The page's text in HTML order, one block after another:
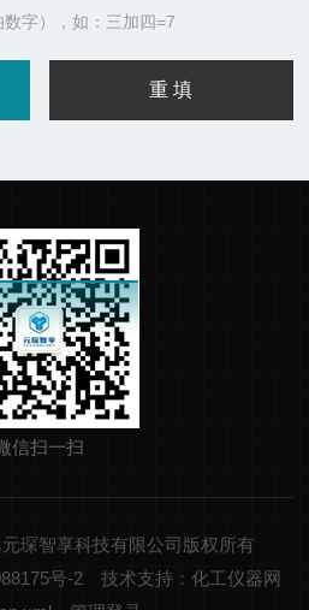
字），如：三加四=7
信扫一扫
琛智享科技有限公司版权所有
号-2
技术支持：化工仪器网